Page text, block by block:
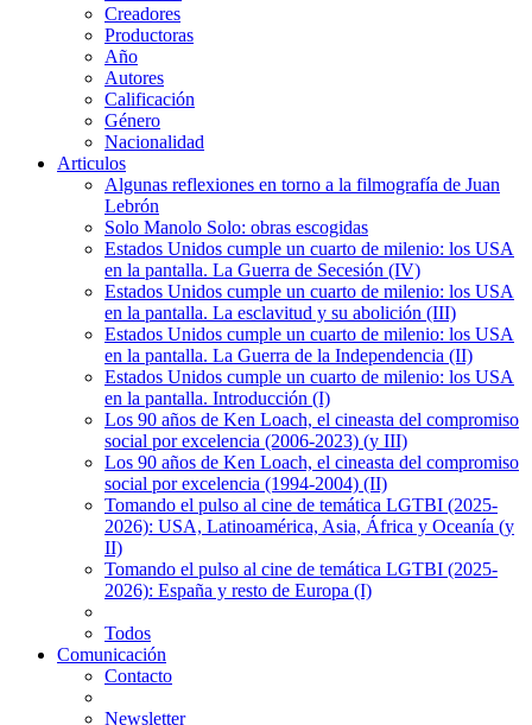
Creadores
Productoras
Año
Autores
Calificación
Género
Nacionalidad
Articulos
Algunas reflexiones en torno a la filmografía de Juan
Lebrón
Solo Manolo Solo: obras escogidas
Estados Unidos cumple un cuarto de milenio: los USA
en la pantalla. La Guerra de Secesión (IV)
Estados Unidos cumple un cuarto de milenio: los USA
en la pantalla. La esclavitud y su abolición (III)
Estados Unidos cumple un cuarto de milenio: los USA
en la pantalla. La Guerra de la Independencia (II)
Estados Unidos cumple un cuarto de milenio: los USA
en la pantalla. Introducción (I)
Los 90 años de Ken Loach, el cineasta del compromiso
social por excelencia (2006-2023) (y III)
Los 90 años de Ken Loach, el cineasta del compromiso
social por excelencia (1994-2004) (II)
Tomando el pulso al cine de temática LGTBI (2025-
2026): USA, Latinoamérica, Asia, África y Oceanía (y
II)
Tomando el pulso al cine de temática LGTBI (2025-
2026): España y resto de Europa (I)
Todos
Comunicación
Contacto
Newsletter